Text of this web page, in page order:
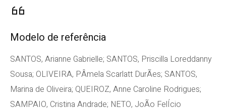
Modelo de referência
SANTOS, Arianne Gabrielle; SANTOS, Priscilla Loreddanny
Sousa; OLIVEIRA, PÂmela Scarlatt DurÃes; SANTOS,
Marina de Oliveira; QUEIROZ, Anne Caroline Rodrigues;
SAMPAIO, Cristina Andrade; NETO, JoÃo FelÍcio